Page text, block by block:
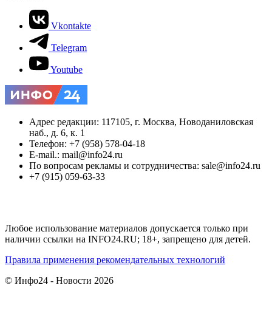
Vkontakte
Telegram
Youtube
Адрес редакции: 117105, г. Москва, Новоданиловская
наб., д. 6, к. 1
Телефон: +7 (958) 578-04-18
E-mail.: mail@info24.ru
По вопросам рекламы и сотрудничества: sale@info24.ru
+7 (915) 059-63-33
Любое использование материалов допускается только при
наличии ссылки на INFO24.RU; 18+, запрещено для детей.
Правила применения рекомендательных технологий
© Инфо24 - Новости 2026